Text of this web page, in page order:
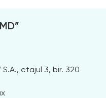
etajul 3, bir. 320